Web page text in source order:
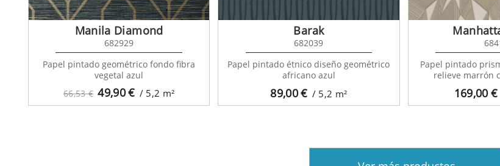
66,53 € 49,90€ / 5,2 m²
Manila Diamond
682929
Papel pintado geométrico fondo fibra
vegetal azul
89,00€ / 5,2 m²
Barak
682039
Papel pintado étnico diseño geométrico
africano azul
169,00€
Papel pintado
relieve marrón